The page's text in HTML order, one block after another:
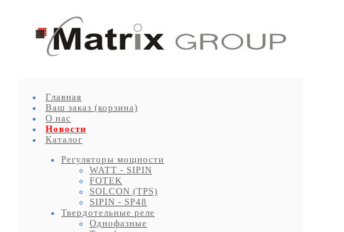
Главная
Ваш заказ (корзина)
О нас
Новости
Каталог
Регуляторы мощности
WATT - SIPIN
FOTEK
SOLCON (TPS)
SIPIN - SP48
Твердотельные реле
Однофазные